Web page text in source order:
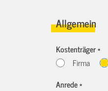
Allgemein
Kostenträger *
Firma
Anrede *